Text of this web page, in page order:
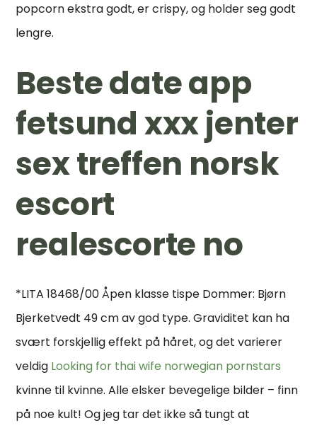
popcorn ekstra godt, er crispy, og holder seg godt
lengre.
Beste date app
fetsund xxx jenter
sex treffen norsk
escort
realescorte no
*LITA 18468/00 Åpen klasse tispe Dommer: Bjørn
Bjerketvedt 49 cm av god type. Graviditet kan ha
svært forskjellig effekt på håret, og det varierer
veldig Looking for thai wife norwegian pornstars
kvinne til kvinne. Alle elsker bevegelige bilder – finn
på noe kult! Og jeg tar det ikke så tungt at